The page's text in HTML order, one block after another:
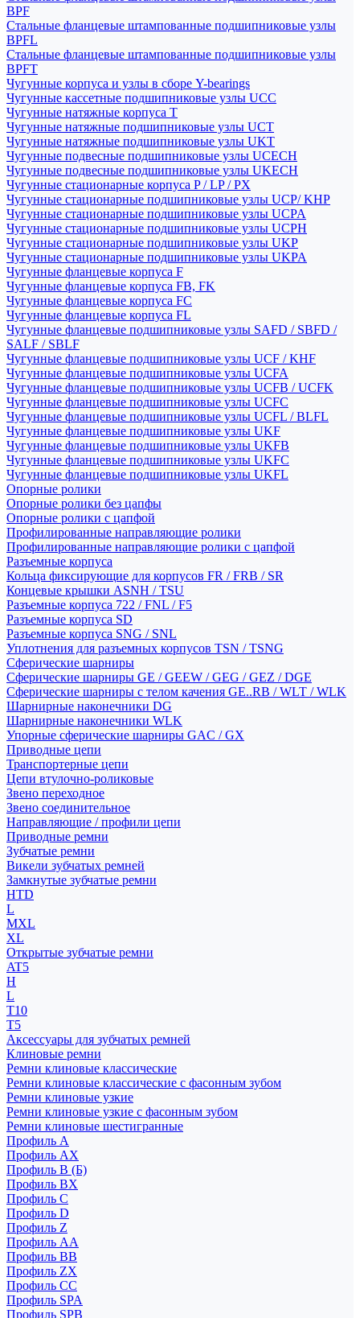
BPF
Стальные фланцевые штампованные подшипниковые узлы
BPFL
Стальные фланцевые штампованные подшипниковые узлы
BPFT
Чугунные корпуса и узлы в сборе Y-bearings
Чугунные кассетные подшипниковые узлы UCC
Чугунные натяжные корпуса T
Чугунные натяжные подшипниковые узлы UCT
Чугунные натяжные подшипниковые узлы UKT
Чугунные подвесные подшипниковые узлы UCECH
Чугунные подвесные подшипниковые узлы UKECH
Чугунные стационарные корпуса P / LP / PX
Чугунные стационарные подшипниковые узлы UCP/ KHP
Чугунные стационарные подшипниковые узлы UCPA
Чугунные стационарные подшипниковые узлы UCPH
Чугунные стационарные подшипниковые узлы UKP
Чугунные стационарные подшипниковые узлы UKPA
Чугунные фланцевые корпуса F
Чугунные фланцевые корпуса FB, FK
Чугунные фланцевые корпуса FC
Чугунные фланцевые корпуса FL
Чугунные фланцевые подшипниковые узлы SAFD / SBFD /
SALF / SBLF
Чугунные фланцевые подшипниковые узлы UCF / KHF
Чугунные фланцевые подшипниковые узлы UCFA
Чугунные фланцевые подшипниковые узлы UCFB / UCFK
Чугунные фланцевые подшипниковые узлы UCFC
Чугунные фланцевые подшипниковые узлы UCFL / BLFL
Чугунные фланцевые подшипниковые узлы UKF
Чугунные фланцевые подшипниковые узлы UKFB
Чугунные фланцевые подшипниковые узлы UKFC
Чугунные фланцевые подшипниковые узлы UKFL
Опорные ролики
Опорные ролики без цапфы
Опорные ролики с цапфой
Профилированные направляющие ролики
Профилированные направляющие ролики с цапфой
Разъемные корпуса
Кольца фиксирующие для корпусов FR / FRB / SR
Концевые крышки ASNH / TSU
Разъемные корпуса 722 / FNL / F5
Разъемные корпуса SD
Разъемные корпуса SNG / SNL
Уплотнения для разъемных корпусов TSN / TSNG
Сферические шарниры
Сферические шарниры GE / GEEW / GEG / GEZ / DGE
Сферические шарниры с телом качения GE..RB / WLT / WLK
Шарнирные наконечники DG
Шарнирные наконечники WLK
Упорные сферические шарниры GAC / GX
Приводные цепи
Транспортерные цепи
Цепи втулочно-роликовые
Звено переходное
Звено соединительное
Направляющие / профили цепи
Приводные ремни
Зубчатые ремни
Викели зубчатых ремней
Замкнутые зубчатые ремни
HTD
L
MXL
XL
Открытые зубчатые ремни
AT5
H
L
T10
T5
Аксессуары для зубчатых ремней
Клиновые ремни
Ремни клиновые классические
Ремни клиновые классические с фасонным зубом
Ремни клиновые узкие
Ремни клиновые узкие с фасонным зубом
Ремни клиновые шестигранные
Профиль A
Профиль AX
Профиль B (Б)
Профиль BX
Профиль C
Профиль D
Профиль Z
Профиль АА
Профиль BB
Профиль ZX
Профиль CC
Профиль SPA
Профиль SPB